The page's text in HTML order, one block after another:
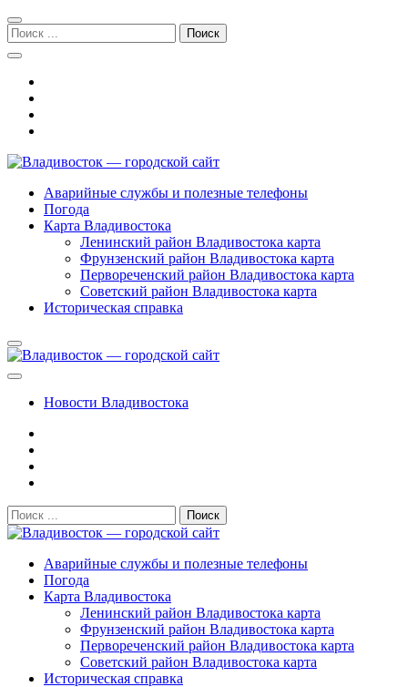
Перейти
к
навигации
Перейти
к
содержимому
Поиск:
Владивосток — городской сайт
Аварийные службы и полезные телефоны
Погода
Карта Владивостока
Ленинский район Владивостока карта
Фрунзенский район Владивостока карта
Первореченский район Владивостока карта
Советский район Владивостока карта
Историческая справка
Новости Владивостока
Поиск:
Владивосток — городской сайт
Аварийные службы и полезные телефоны
Погода
Карта Владивостока
Ленинский район Владивостока карта
Фрунзенский район Владивостока карта
Первореченский район Владивостока карта
Советский район Владивостока карта
Историческая справка